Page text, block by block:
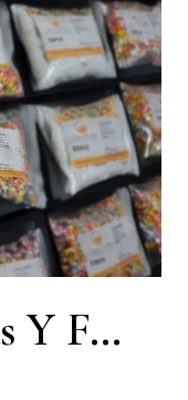
Granas, Grageas Y Formitas: Decoraciones Comestibles Que Venden